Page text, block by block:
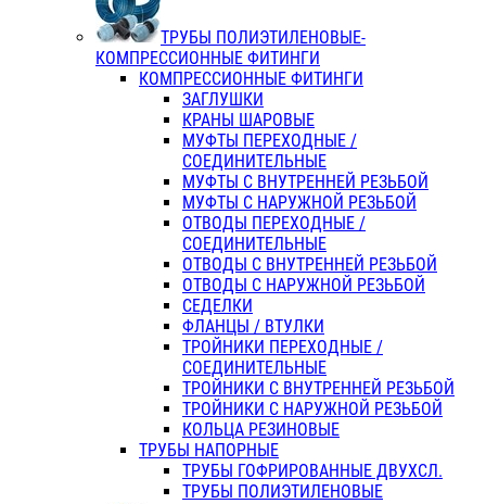
ТРУБЫ ПОЛИЭТИЛЕНОВЫЕ-
КОМПРЕССИОННЫЕ ФИТИНГИ
КОМПРЕССИОННЫЕ ФИТИНГИ
ЗАГЛУШКИ
КРАНЫ ШАРОВЫЕ
МУФТЫ ПЕРЕХОДНЫЕ /
СОЕДИНИТЕЛЬНЫЕ
МУФТЫ С ВНУТРЕННЕЙ РЕЗЬБОЙ
МУФТЫ С НАРУЖНОЙ РЕЗЬБОЙ
ОТВОДЫ ПЕРЕХОДНЫЕ /
СОЕДИНИТЕЛЬНЫЕ
ОТВОДЫ С ВНУТРЕННЕЙ РЕЗЬБОЙ
ОТВОДЫ С НАРУЖНОЙ РЕЗЬБОЙ
СЕДЕЛКИ
ФЛАНЦЫ / ВТУЛКИ
ТРОЙНИКИ ПЕРЕХОДНЫЕ /
СОЕДИНИТЕЛЬНЫЕ
ТРОЙНИКИ С ВНУТРЕННЕЙ РЕЗЬБОЙ
ТРОЙНИКИ С НАРУЖНОЙ РЕЗЬБОЙ
КОЛЬЦА РЕЗИНОВЫЕ
ТРУБЫ НАПОРНЫЕ
ТРУБЫ ГОФРИРОВАННЫЕ ДВУХСЛ.
ТРУБЫ ПОЛИЭТИЛЕНОВЫЕ